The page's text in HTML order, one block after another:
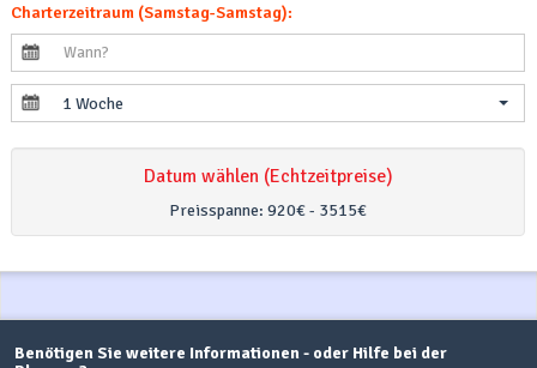
Charterzeitraum (Samstag-Samstag):
1 Woche
Datum wählen (Echtzeitpreise)
Preisspanne: 920€ - 3515€
Benötigen Sie weitere Informationen - oder Hilfe bei der